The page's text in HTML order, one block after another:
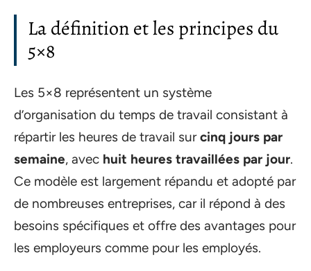
La définition et les principes du
5×8
Les 5×8 représentent un système
d’organisation du temps de travail consistant à
répartir les heures de travail surcinq jours par
semaine, avec huit heures travaillées par jour.
Ce modèle est largement répandu et adopté par
de nombreuses entreprises, car il répond à des
besoins spécifiques et offre des avantages pour
les employeurs comme pour les employés.